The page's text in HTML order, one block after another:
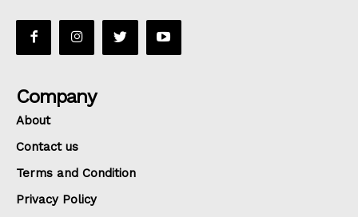
Company
About
Contact us
Terms and Condition
Privacy Policy